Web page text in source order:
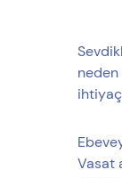
neden
Vasat